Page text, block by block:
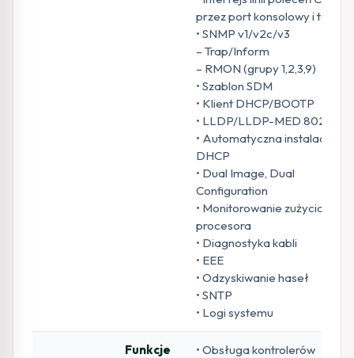
przez port konsolowy i telnet
• SNMP v1/v2c/v3
– Trap/Inform
– RMON (grupy 1,2,3,9)
• Szablon SDM
• Klient DHCP/BOOTP
• LLDP/LLDP-MED 802.1ab
• Automatyczna instalacja
DHCP
• Dual Image, Dual
Configuration
• Monitorowanie zużycia
procesora
• Diagnostyka kabli
• EEE
• Odzyskiwanie haseł
• SNTP
• Logi systemu
Funkcje
• Obsługa kontrolerów